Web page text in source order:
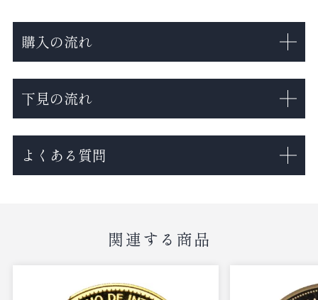
購入の流れ
下見の流れ
よくある質問
関連する商品